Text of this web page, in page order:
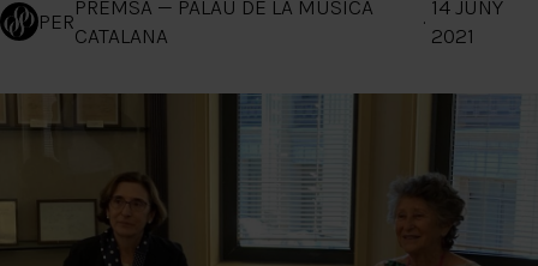
PER
PREMSA — PALAU DE LA MÚSICA
CATALANA
·
14 JUNY
2021